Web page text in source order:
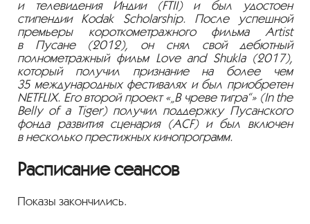
и телевидения Индии (FTII) и был удостоен
стипендии Kodak Scholarship. После успешной
премьеры короткометражного фильма Artist
в Пусане (2012), он снял свой дебютный
полнометражный фильм Love and Shukla (2017),
который получил признание на более чем
35 международных фестивалях и был приобретен
NETFLIX. Его второй проект «„В чреве тигра“» (In the
Belly of a Tiger) получил поддержку Пусанского
фонда развития сценария (ACF) и был включен
в несколько престижных кинопрограмм.
Расписание сеансов
Показы закончились.